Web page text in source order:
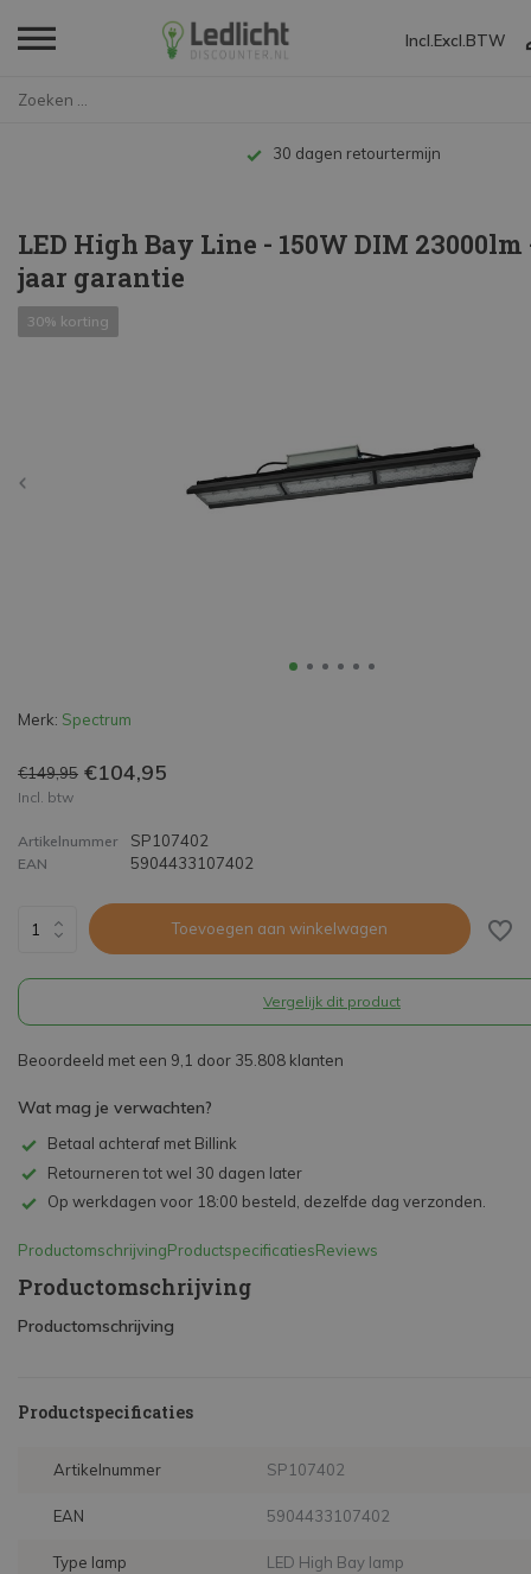
Incl. Excl. BTW
Tot 10 jaar garantie
LED High Bay Line - 150W DIM 23000lm
jaar garantie
30% korting
Merk: Spectrum
€149,95 €104,95
Incl. btw
Artikelnummer SP107402
EAN 5904433107402
Toevoegen aan winkelwagen
Vergelijk dit product
Beoordeeld met een 9,1 door 35.808 klanten
Wat mag je verwachten?
Betaal achteraf met Billink
Retourneren tot wel 30 dagen later
Op werkdagen voor 18:00 besteld, dezelfde dag verzonden.
ProductomschrijvingProductspecificatiesReviews
Productomschrijving
Productomschrijving
Productspecificaties
Artikelnummer SP107402
EAN 5904433107402
Type lamp LED High Bay lamp